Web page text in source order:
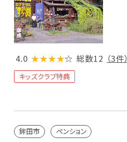
4.0 ★★★★☆ 総数12 （3件）
キッズクラブ特典
鉾田市 ペンション